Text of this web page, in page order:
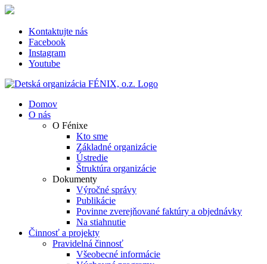
Skip
contentKontaktujte nás
Facebook
Instagram
Youtube
Domov
O nás
O Fénixe
Kto sme
Základné organizácie
Ústredie
Štruktúra organizácie
Dokumenty
Výročné správy
Publikácie
Povinne zverejňované faktúry a objednávky
Na stiahnutie
Činnosť a projekty
Pravidelná činnosť
Všeobecné informácie